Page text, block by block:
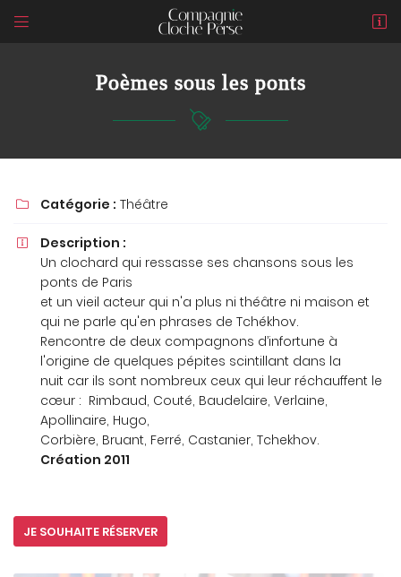
 
1 Bis rue du Puits de Jouvence
06 74 93 78 62
Adresse email de réception
En cochant cette case, vous consentez à recevoir nos propositions
commerciales à l'adresse email indiqué ci-dessus. Vous pouvez vous
désinscrire à tout moment en utilisantle formulaire de désinscription
INSCRIPTION
Poèmes sous les ponts
 Catégorie : Théâtre

Description :
Un clochard qui ressasse ses chansons sous les
ponts de Paris
et un vieil acteur qui n'a plus ni théâtre ni maison et
qui ne parle qu'en phrases de Tchékhov.
Rencontre de deux compagnons d’infortune à
l'origine de quelques pépites scintillant dans la
nuit car ils sont nombreux ceux qui leur réchauffent le
cœur : Rimbaud, Couté, Baudelaire, Verlaine,
Apollinaire, Hugo,
Corbière, Bruant, Ferré, Castanier, Tchekhov.
Création 2011
JE SOUHAITE RÉSERVER